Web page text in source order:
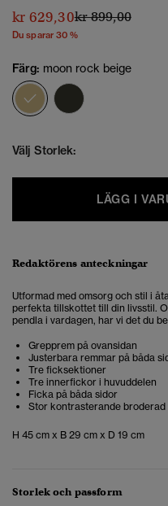
kr 629,30Pris reducerat
kr 899,00till
Du sparar 30 %
Färg: moon rock beige
vald
Välj Storlek:
LÄGG I
Redaktörens anteckningar
Utformad med omsorg och stil i
perfekta tillskottet till din livsstil.
pendla i vardagen, har vi det du
Grepprem på ovansidan
Justerbara remmar på båda
Tre ficksektioner
Tre innerfickor i huvuddelen
Ficka på båda sidor
Stor kontrasterande
H 45 cm x B 29 cm x D 19 cm
Storlek och passform